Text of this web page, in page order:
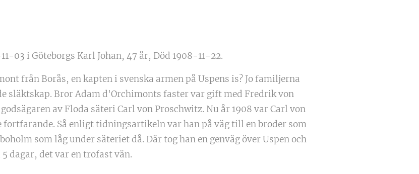
03 i Göteborgs Karl Johan, 47 år, Död 1908-11-22.
från Borås, en kapten i svenska armen på Uspens is? Jo familjerna
släktskap. Bror Adam d'Orchimonts faster var gift med Fredrik von
av Floda säteri Carl von Proschwitz. Nu år 1908 var Carl von
fortfarande. Så enligt tidningsartikeln var han på väg till en broder som
som låg under säteriet då. Där tog han en genväg över Uspen och
dagar, det var en trofast vän.